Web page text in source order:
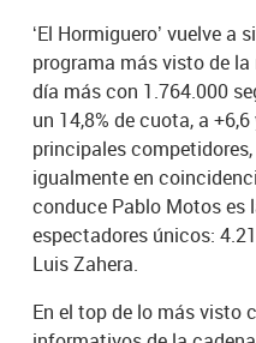
‘El Hormiguero’ vuelve a
programa más visto de
día más con 1.764.000
un 14,8% de cuota, a
principales
igualmente en
conduce Pablo Motos es
espectadores únicos:
Luis Zahera.
En el top de lo más visto